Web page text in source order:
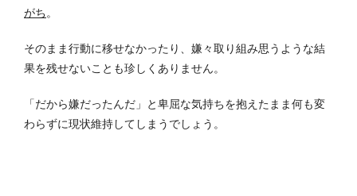
がち。
そのまま行動に移せなかったり、嫌々取り組み思うような結
果を残せないことも珍しくありません。
「だから嫌だったんだ」と卑屈な気持ちを抱えたまま何も変
わらずに現状維持してしまうでしょう。